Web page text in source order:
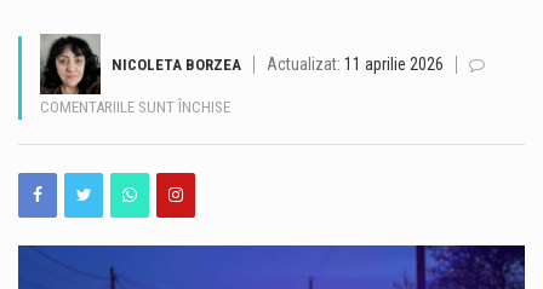
Operațiunea de scufundare controlată a celei de-a doua barje pe brațul Bala al Dunării s-a încheiat cu succes, după aproximativ 11 ore de la începerea manevrelor. Procedura a fost realizată gradual, sub coordonarea experților, pentru ca barja să fie coborâtă în poziția stabilită în prealabil. Apa a fost pompată în coferdamuri, permițând coborârea lentă a ambarcațiunii până la nivelul suprafeței apei. Ulterior, umplerea controlată a barjei a permis continuarea operațiunii într-un ritm echilibrat, astfel încât poziționarea acesteia să se realizeze în condiții de siguranță. Aceasta este cea de-a doua barjă scufundată controlat în cadrul operațiunii desfășurate pe brațul Bala. Intervenția…
România a obținut o performanță remarcabilă la ediția din 2026 a Olimpiadei Internaționale de Inteligență Artificială (IOAI), desfășurată în perioada 2–8 august, la Astana, în Republica Kazahstan. Lotul național a revenit cu opt medalii – trei de aur, două de argint și trei de bronz, iar România s-a clasat pe locul al patrulea în clasamentul final. La competiție au participat 471 de elevi din 108 țări, ceea ce transformă rezultatul obținut de elevii români într-o performanță importantă la nivel internațional. Printre performerii lotului național se află și Alexandru Thury-Burileanu, elev în clasa a XI-a B la Colegiul Național „Mircea cel Bătrân”…
NICOLETA BORZEA Actualizat: 11 aprilie 2026
COMENTARIILE SUNT ÎNCHISEPENTRU